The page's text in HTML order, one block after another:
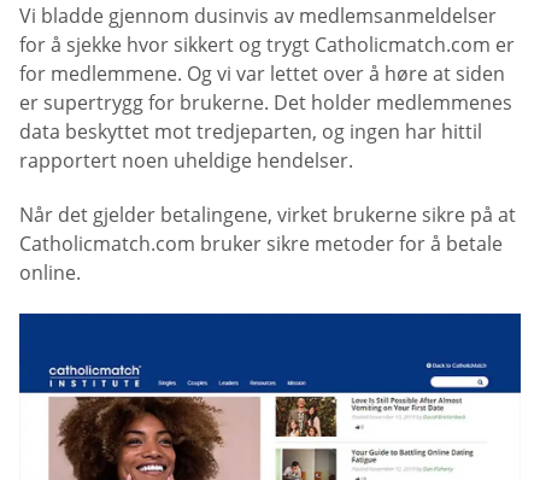
Vi bladde gjennom dusinvis av medlemsanmeldelser
for å sjekke hvor sikkert og trygt Catholicmatch.com er
for medlemmene. Og vi var lettet over å høre at siden
er supertrygg for brukerne. Det holder medlemmenes
data beskyttet mot tredjeparten, og ingen har hittil
rapportert noen uheldige hendelser.
Når det gjelder betalingene, virket brukerne sikre på at
Catholicmatch.com bruker sikre metoder for å betale
online.